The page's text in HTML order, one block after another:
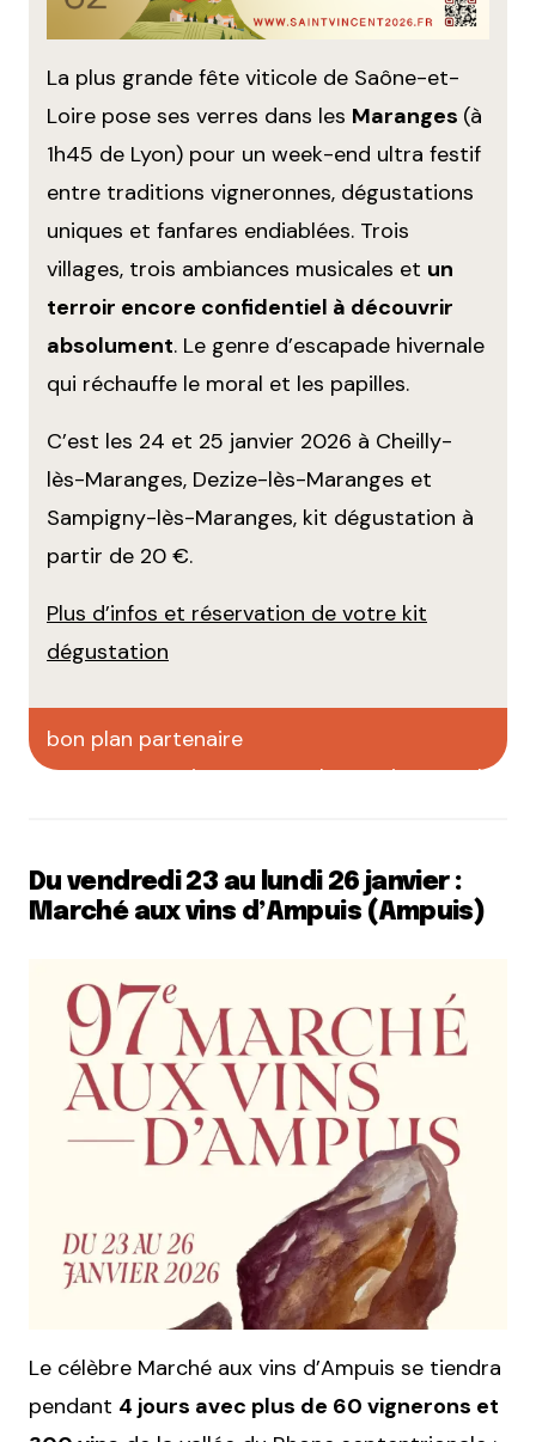
La plus grande fête viticole de Saône-et-
Loire pose ses verres dans les Maranges (à
1h45 de Lyon) pour un week-end ultra festif
entre traditions vigneronnes, dégustations
uniques et fanfares endiablées. Trois
villages, trois ambiances musicales et un
terroir encore confidentiel à découvrir
absolument. Le genre d’escapade hivernale
qui réchauffe le moral et les papilles.
C’est les 24 et 25 janvier 2026 à Cheilly-
lès-Maranges, Dezize-lès-Maranges et
Sampigny-lès-Maranges, kit dégustation à
partir de 20 €.
Plus d’infos et réservation de votre kit
dégustation
bon plan partenaire
Faites votre pub sur CityCrunch
Du vendredi 23 au lundi 26 janvier :
Marché aux vins d’Ampuis (Ampuis)
Le célèbre Marché aux vins d’Ampuis se tiendra
pendant 4 jours avec plus de 60 vignerons et